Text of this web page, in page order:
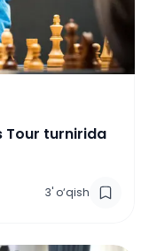
Tour turnirida
3' o‘qish